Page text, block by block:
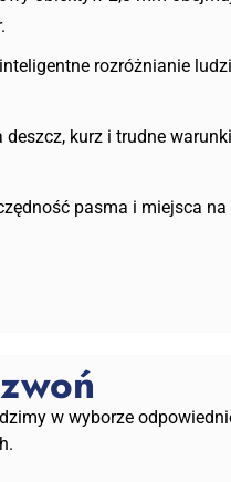
rozróżnianie
deszcz, kurz i trudne
pasma i miejsca na
w wyborze